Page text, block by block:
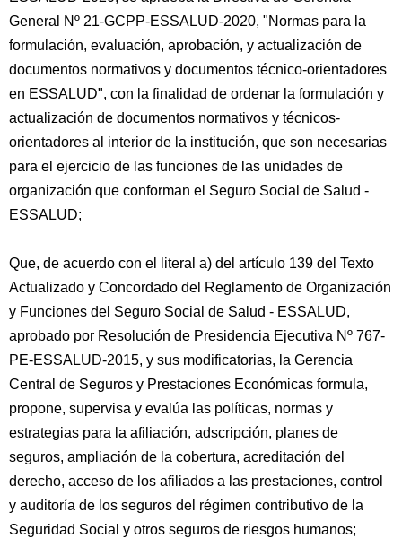
General Nº 21-GCPP-ESSALUD-2020, "Normas para la
formulación, evaluación, aprobación, y actualización de
documentos normativos y documentos técnico-orientadores
en ESSALUD", con la finalidad de ordenar la formulación y
actualización de documentos normativos y técnicos-
orientadores al interior de la institución, que son necesarias
para el ejercicio de las funciones de las unidades de
organización que conforman el Seguro Social de Salud -
ESSALUD;
Que, de acuerdo con el literal a) del artículo 139 del Texto
Actualizado y Concordado del Reglamento de Organización
y Funciones del Seguro Social de Salud - ESSALUD,
aprobado por Resolución de Presidencia Ejecutiva Nº 767-
PE-ESSALUD-2015, y sus modificatorias, la Gerencia
Central de Seguros y Prestaciones Económicas formula,
propone, supervisa y evalúa las políticas, normas y
estrategias para la afiliación, adscripción, planes de
seguros, ampliación de la cobertura, acreditación del
derecho, acceso de los afiliados a las prestaciones, control
y auditoría de los seguros del régimen contributivo de la
Seguridad Social y otros seguros de riesgos humanos;